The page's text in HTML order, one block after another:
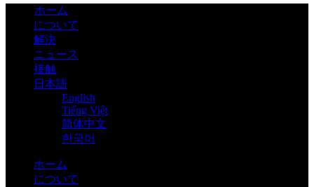
ホーム
について
解決
ニュース
接触
日本語
English
Tiếng Việt
简体中文
한국어
ホーム
について